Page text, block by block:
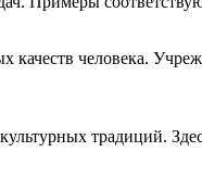
качеств человека.
традиций.